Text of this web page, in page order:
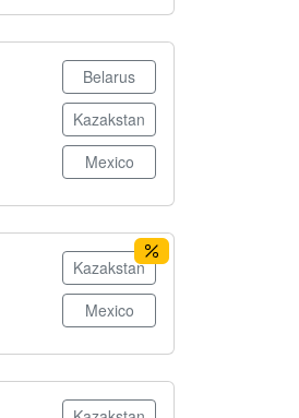
Belarus
Kazakstan
Mexico
Kazakstan
Mexico